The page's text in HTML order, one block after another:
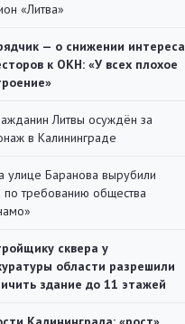
«Литва»
— о снижении интереса
к ОКН: «У всех плохое
Литвы осуждён за
в Калининграде
улице Баранова вырубили
по требованию общества
сквера у
области разрешили
здание до 11 этажей